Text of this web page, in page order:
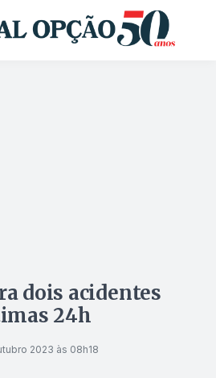
dois acidentes
24h
2023 às 08h18